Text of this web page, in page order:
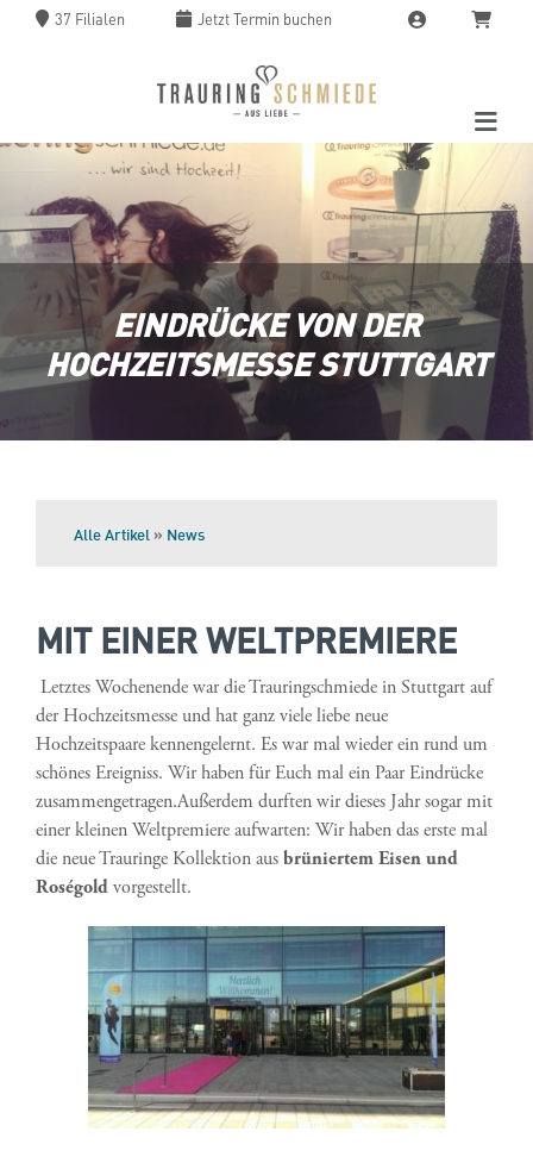
37 Filialen JetztTermin buchen
EINDRÜCKE VON DER
HOCHZEITSMESSE STUTTGART
Alle Artikel » News
MIT EINER WELTPREMIERE
Letztes Wochenende war die Trauringschmiede in Stuttgart auf
der Hochzeitsmesse und hat ganz viele liebe neue
Hochzeitspaare kennengelernt. Es war mal wieder ein rund um
schönes Ereigniss. Wir haben für Euch mal ein Paar Eindrücke
zusammengetragen.Außerdem durften wir dieses Jahr sogar mit
einer kleinen Weltpremiere aufwarten: Wir haben das erste mal
die neue Trauringe Kollektion ausbrüniertem Eisen und
Roségoldvorgestellt.